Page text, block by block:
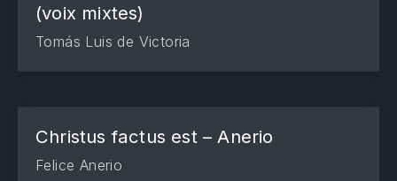
(voix mixtes)
Tomás Luis de Victoria
Christus factus est – Anerio
Felice Anerio